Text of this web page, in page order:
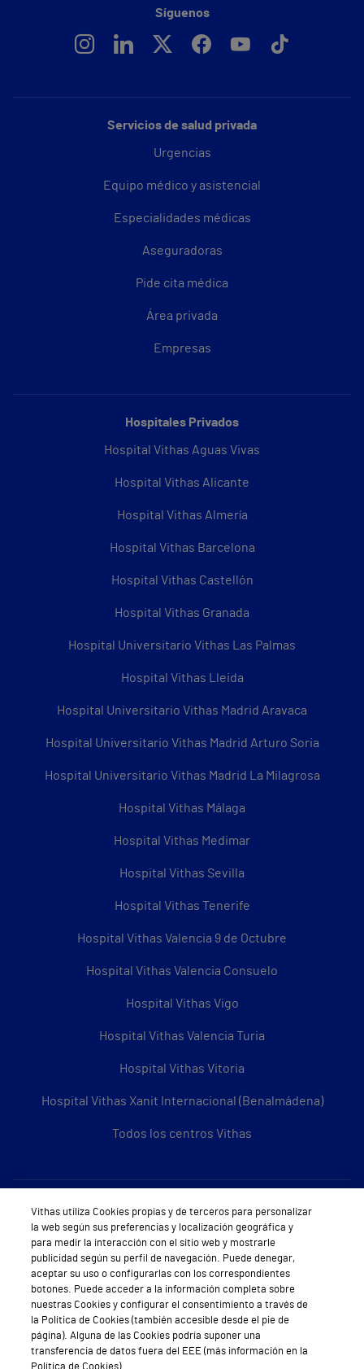
Servicios de salud privada
Urgencias
Equipo médico y asistencial
Especialidades médicas
Aseguradoras
Pide cita médica
Área privada
Empresas
Hospitales Privados
Hospital Vithas Aguas Vivas
Hospital Vithas Alicante
Hospital Vithas Almería
Hospital Vithas Barcelona
Hospital Vithas Castellón
Hospital Vithas Granada
Hospital Universitario Vithas Las Palmas
Hospital Vithas Lleida
Hospital Universitario Vithas Madrid Aravaca
Hospital Universitario Vithas Madrid Arturo Soria
Hospital Universitario Vithas Madrid La Milagrosa
Hospital Vithas Málaga
Hospital Vithas Medimar
Hospital Vithas Sevilla
Hospital Vithas Tenerife
Hospital Vithas Valencia 9 de Octubre
Hospital Vithas Valencia Consuelo
Hospital Vithas Vigo
Hospital Vithas Valencia Turia
Hospital Vithas Vitoria
Hospital Vithas Xanit Internacional (Benalmádena)
Todos los centros Vithas
Sobre Vithas
Quiénes somos
Trabajar en Vithas
Teléfono Cita Médica
Teléfono Atención al Cliente
Política de seguridad y salud en el trabajo
Síguenos
Vithas utiliza Cookies propias y de terceros para personalizar
la web según sus preferencias y localización geográfica y
para medir la interacción con el sitio web y mostrarle
publicidad según su perfil de navegación. Puede denegar,
aceptar su uso o configurarlas con los correspondientes
botones. Puede acceder a la información completa sobre
nuestras Cookies y configurar el consentimiento a través de
la Política de Cookies (también accesible desde el pie de
página). Alguna de las Cookies podría suponer una
transferencia de datos fuera del EEE (más información en la